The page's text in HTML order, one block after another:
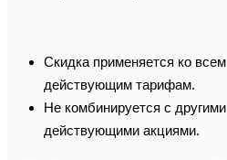
Скидка применяется ко всем
действующим тарифам.
Не комбинируется с другими
действующими акциями.